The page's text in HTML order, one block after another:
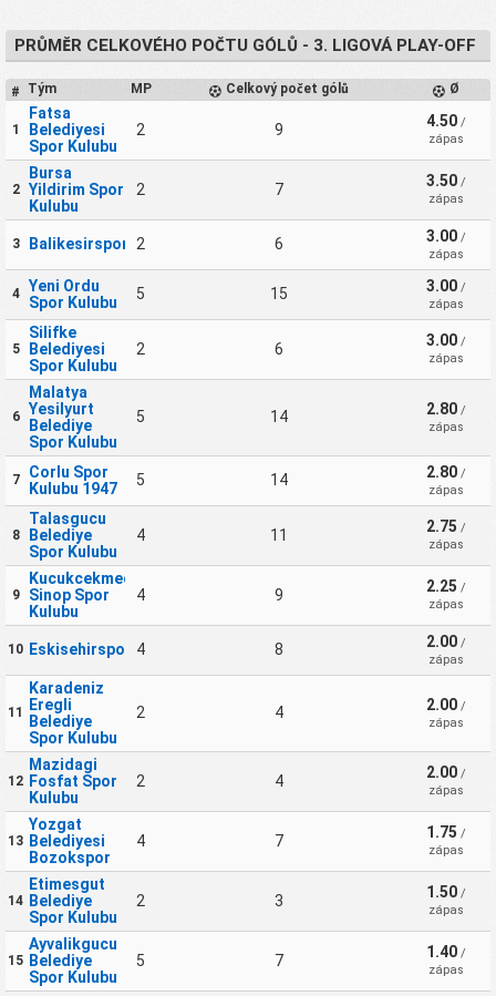
PRŮMĚR CELKOVÉHO POČTU GÓLŮ - 3. LIGOVÁ PLAY-OFF
# Tým MP Celkový počet gólů Ø
1
Fatsa
Belediyesi
Spor Kulubu
2 9 4.50 /
zápas
2
Bursa
Yildirim Spor
Kulubu
2 7 3.50 /
zápas
3 Balikesirspor 2 6 3.00 /
zápas
4
Yeni Ordu
Spor Kulubu
5 15 3.00 /
zápas
5
Silifke
Belediyesi
Spor Kulubu
2 6 3.00 /
zápas
6
Malatya
Yesilyurt
Belediye
Spor Kulubu
5 14 2.80 /
zápas
7
Corlu Spor
Kulubu 1947
5 14 2.80 /
zápas
8
Talasgucu
Belediye
Spor Kulubu
4 11 2.75 /
zápas
9
Kucukcekmece
Sinop Spor
Kulubu
4 9 2.25 /
zápas
10 Eskisehirspor 4 8 2.00 /
zápas
11
Karadeniz
Eregli
Belediye
Spor Kulubu
2 4 2.00 /
zápas
12
Mazidagi
Fosfat Spor
Kulubu
2 4 2.00 /
zápas
13
Yozgat
Belediyesi
Bozokspor
4 7 1.75 /
zápas
14
Etimesgut
Belediye
Spor Kulubu
2 3 1.50 /
zápas
15
Ayvalikgucu
Belediye
Spor Kulubu
5 7 1.40 /
zápas